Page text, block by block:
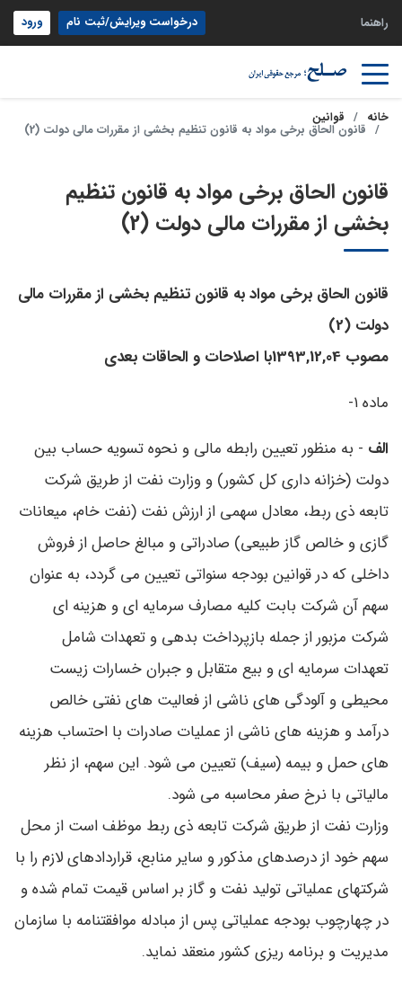
راهنما درخواست ویرایش/ثبت نام ورود
خانه قوانین
قانون الحاق برخی مواد به قانون تنظیم بخشی از مقررات مالی دولت (2)
قانون الحاق برخی مواد به قانون تنظیم
بخشی از مقررات مالی دولت (2)
قانون الحاق برخی مواد به قانون تنظیم بخشی از مقررات مالی
دولت (2)
مصوب 1393,12,04با اصلاحات و الحاقات بعدی
ماده ۱-
الف - به‌‌ منظور تعیین رابطه مالی و نحوه تسویه حساب بین
دولت (خزانه ‌داری کل کشور) و وزارت نفت از طریق شرکت
تابعه ذی ربط، معادل سهمی از ارزش نفت (نفت خام، میعانات
گازی و خالص گاز طبیعی) صادراتی و مبالغ حاصل از فروش
داخلی که در قوانین بودجه سنواتی تعیین می گردد، به عنوان
سهم آن شرکت بابت کلیه مصارف سرمایه ای و هزینه ای
شرکت مزبور از جمله بازپرداخت بدهی و تعهدات شامل
تعهدات سرمایه ای و بیع متقابل و جبران خسارات زیست
محیطی و آلودگی های ناشی از فعالیت های نفتی خالص
درآمد و هزینه های ناشی از عملیات صادرات با احتساب هزینه
های حمل و بیمه (سیف) تعیین می شود. این سهم، از نظر
مالیاتی با نرخ صفر محاسبه می شود.
وزارت نفت از طریق شرکت تابعه ذی ربط موظف است از محل
سهم خود از درصدهای مذکور و سایر منابع، قراردادهای لازم را با
شرکتهای عملیاتی تولید نفت و گاز بر اساس قیمت تمام شده و
در چهارچوب بودجه عملیاتی پس از مبادله موافقتنامه با سازمان
مدیریت و برنامه ریزی کشور منعقد نماید.